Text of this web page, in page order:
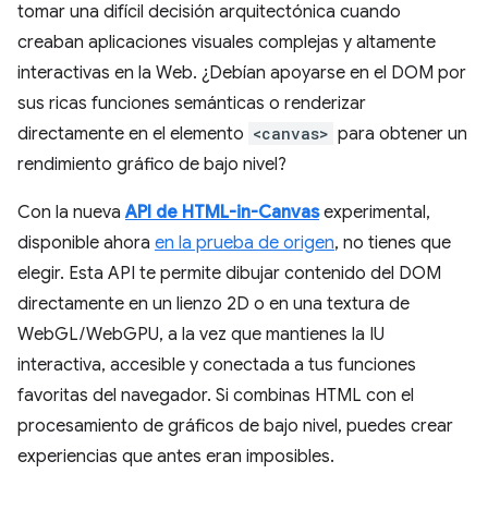
tomar una difícil decisión arquitectónica cuando
creaban aplicaciones visuales complejas y altamente
interactivas en la Web. ¿Debían apoyarse en el DOM por
sus ricas funciones semánticas o renderizar
directamente en el elemento <canvas> para obtener un
rendimiento gráfico de bajo nivel?
Con la nuevaAPI de HTML-in-Canvasexperimental,
disponible ahora en la prueba de origen, no tienes que
elegir. Esta API te permite dibujar contenido del DOM
directamente en un lienzo 2D o en una textura de
WebGL/WebGPU, a la vez que mantienes la IU
interactiva, accesible y conectada a tus funciones
favoritas del navegador. Si combinas HTML con el
procesamiento de gráficos de bajo nivel, puedes crear
experiencias que antes eran imposibles.